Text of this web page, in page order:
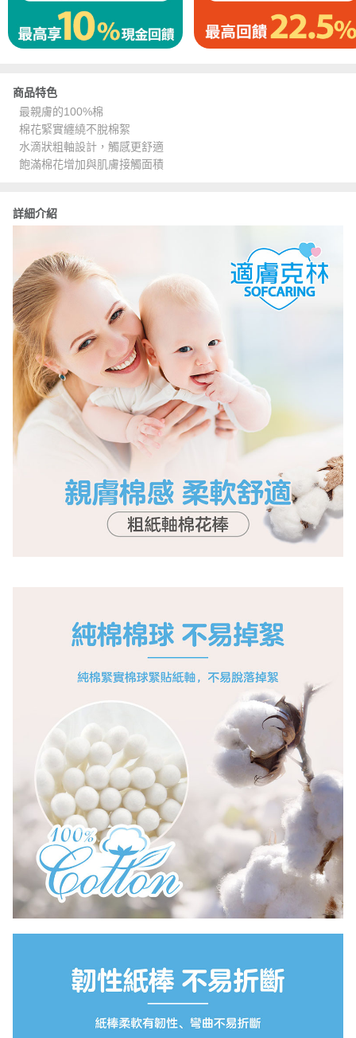
商品特色
最親膚的100%棉
棉花緊實纏繞不脫棉絮
水滴狀粗軸設計，觸感更舒適
飽滿棉花增加與肌膚接觸面積
詳細介紹